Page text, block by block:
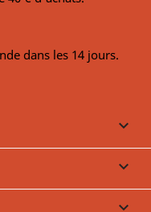
dans les 14 jours.


